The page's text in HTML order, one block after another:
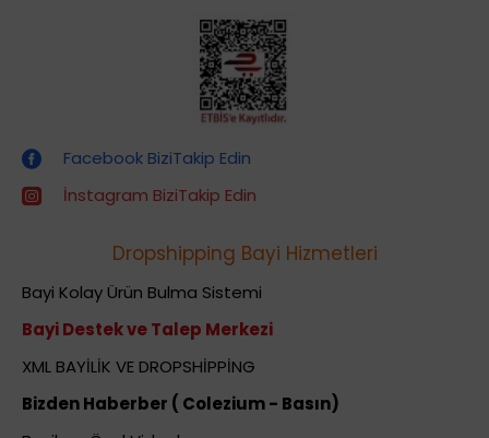
Facebook BiziTakip Edin
İnstagram BiziTakip Edin
Dropshipping Bayi Hizmetleri
Bayi Kolay Ürün Bulma Sistemi
Bayi Destek ve Talep Merkezi
XML BAYİLİK VE DROPSHİPPİNG
Bizden Haberber ( Colezium - Basın)